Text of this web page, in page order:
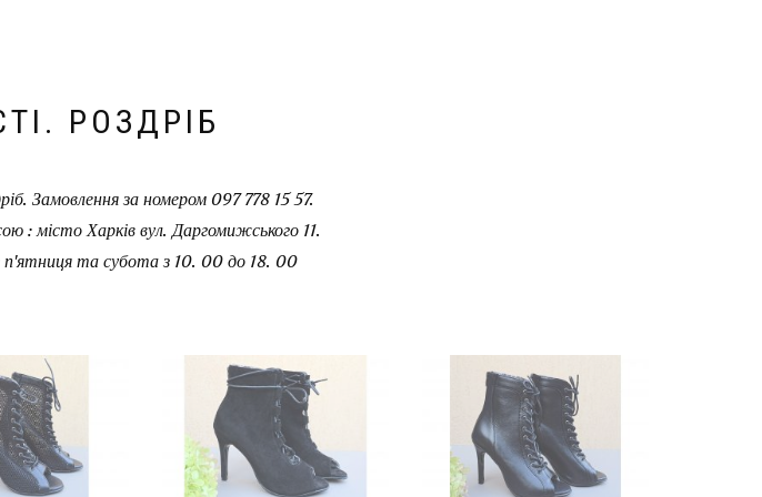
РОЗДРІБ
Замовлення за номером 097 778 15 57.
: місто Харків вул. Даргомижського 11.
та субота з 10. 00 до 18. 00